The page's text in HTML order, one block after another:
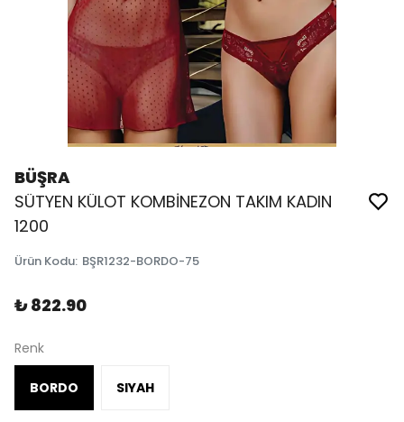
BÜŞRA
SÜTYEN KÜLOT KOMBİNEZON TAKIM KADIN
1200
Ürün Kodu: BŞR1232-BORDO-75
₺ 822.90
Renk
BORDO SIYAH